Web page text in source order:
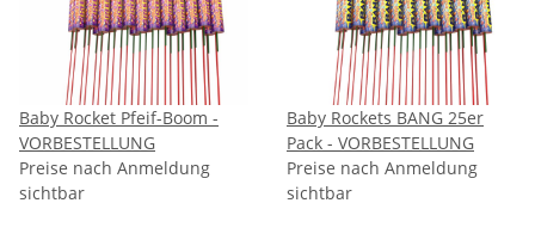
Baby Rocket Pfeif-Boom -
VORBESTELLUNG
Preise nach Anmeldung
sichtbar
Baby Rockets BANG 25er
Pack - VORBESTELLUNG
Preise nach Anmeldung
sichtbar